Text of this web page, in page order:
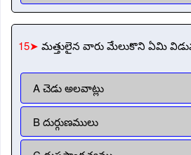
15➤ మత్తులైన వారు మేలుకొని ఏమి
A చెడు అలవాట్లు
B దుర్గుణములు